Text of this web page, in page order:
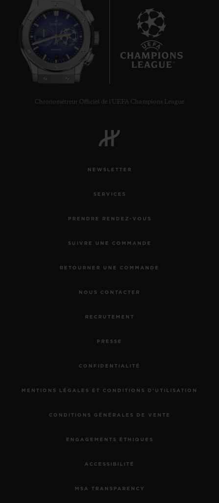
Chronométreur Officiel de l'UEFA Champions League
NEWSLETTER
SERVICES
PRENDRE RENDEZ-VOUS
SUIVRE UNE COMMANDE
RETOURNER UNE COMMANDE
NOUS CONTACTER
RECRUTEMENT
PRESSE
CONFIDENTIALITÉ
MENTIONS LÉGALES ET CONDITIONS D'UTILISATION
CONDITIONS GÉNÉRALES DE VENTE
ENGAGEMENTS ÉTHIQUES
ACCESSIBILITÉ
MSA TRANSPARENCY